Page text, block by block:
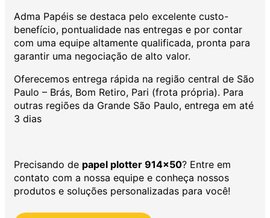
Adma Papéis se destaca pelo excelente custo-
benefício, pontualidade nas entregas e por contar
com uma equipe altamente qualificada, pronta para
garantir uma negociação de alto valor.
Oferecemos entrega rápida na região central de São
Paulo – Brás, Bom Retiro, Pari (frota própria). Para
outras regiões da Grande São Paulo, entrega em até
3 dias
Precisando de papel plotter 914×50? Entre em
contato com a nossa equipe e conheça nossos
produtos e soluções personalizadas para você!